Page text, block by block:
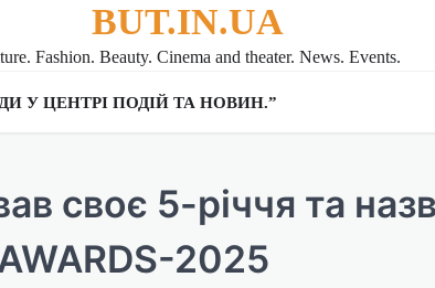
BUT.IN.UA
Fashion. Beauty. Cinema and theater. News. Events.
У ЦЕНТРІ ПОДІЙ ТА НОВИН.”
своє 5-річчя та
2025